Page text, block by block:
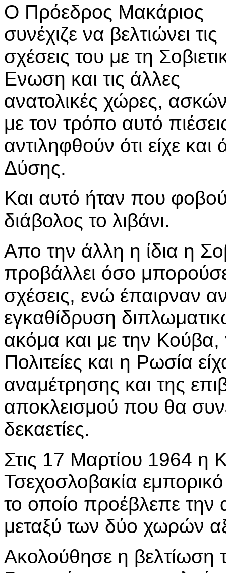
Ο Πρόεδρος Μακάριος
συνέχιζε να βελτιώνει τις
σχέσεις του με τη
Ενωση και τις άλλες
ανατολικές χώρες,
με τον τρόπο αυτό
αντιληφθούν ότι είχε
Δύσης.
Και αυτό ήταν που
διάβολος το λιβάνι.
Απο την άλλη η ίδια η
προβάλλει όσο
σχέσεις, ενώ έπαιρναν
εγκαθίδρυση
ακόμα και με την Κούβα,
Πολιτείες και η Ρωσία
αναμέτρησης και της
αποκλεισμού που θα
δεκαετίες.
Στις 17 Μαρτίου 1964 η
Τσεχοσλοβακία
το οποίο προέβλεπε
μεταξύ των δύο χωρών
Ακολούθησε η βελτίωση